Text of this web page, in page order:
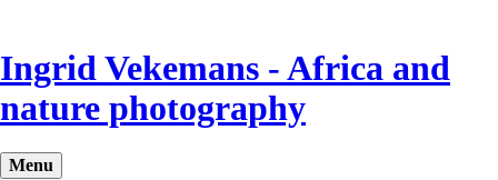
en
naar
inhoud
Ingrid Vekemans - Africa and
nature photography
Menu